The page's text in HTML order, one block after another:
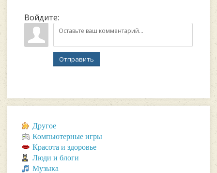
Войдите:
Отправить
Другое
Компьютерные игры
Красота и здоровье
Люди и блоги
Музыка